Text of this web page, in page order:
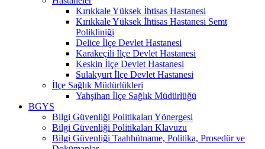
Kırıkkale Yüksek İhtisas Hastanesi
Kırıkkale Yüksek İhtisas Hastanesi Semt
Polikliniği
Delice İlçe Devlet Hastanesi
Karakeçili İlçe Devlet Hastanesi
Keskin İlçe Devlet Hastanesi
Sulakyurt İlçe Devlet Hastanesi
İlçe Sağlık Müdürlükleri
Yahşihan İlçe Sağlık Müdürlüğü
BGYS
Bilgi Güvenliği Politikaları Yönergesi
Bilgi Güvenliği Politikaları Klavuzu
Bilgi Güvenliği Taahhütname, Politika, Prosedür ve